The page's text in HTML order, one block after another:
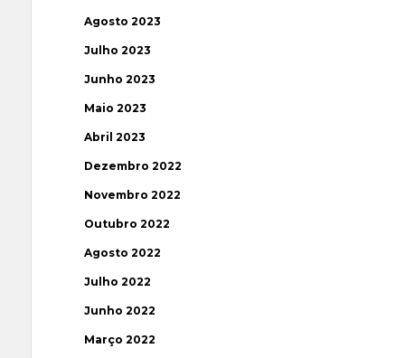
Agosto 2023
Julho 2023
Junho 2023
Maio 2023
Abril 2023
Dezembro 2022
Novembro 2022
Outubro 2022
Agosto 2022
Julho 2022
Junho 2022
Março 2022